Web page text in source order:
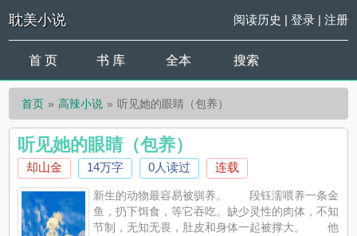
耽美小说 阅读历史 | 登录| 注册
首 页 书 库 全本 搜索
首页 高辣小说 听见她的眼睛（包养）
听见她的眼睛（包养）
却山金 14万字 0人读过 连载
新生的动物最容易被驯养。 段钰濡喂养一条金
鱼，扔下饵食，等它吞吃。缺少灵性的肉体，不知
节制，无知无畏，肚皮和身体一起被撑大。 他